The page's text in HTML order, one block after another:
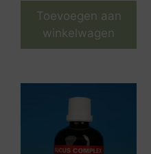
Toevoegen aan
winkelwagen